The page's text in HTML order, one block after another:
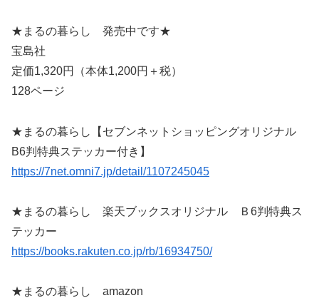
★まるの暮らし 発売中です★
宝島社
定価1,320円（本体1,200円＋税）
128ページ
★まるの暮らし【セブンネットショッピングオリジナル
B6判特典ステッカー付き】
https://7net.omni7.jp/detail/1107245045
★まるの暮らし 楽天ブックスオリジナル Ｂ6判特典ス
テッカー
https://books.rakuten.co.jp/rb/16934750/
★まるの暮らし amazon